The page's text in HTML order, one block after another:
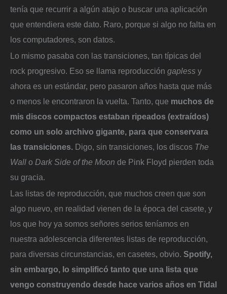
tenía que recurrir a algún atajo o buscar una aplicación
que entendiera este dato. Raro, porque si algo no falta en
los computadores, son datos.
Lo mismo pasaba con las transiciones, tan típicas del
rock progresivo. Eso se llama reproducción gapless y
ahora es un estándar, pero pasaron años hasta que más
o menos le encontraron la vuelta. Tanto, que muchos de
mis discos compactos estaban ripeados (extraídos)
como un solo archivo gigante, para que conservara
las transiciones. Digo, sin transiciones, los discos The
Wall o Dark Side of the Moon de Pink Floyd pierden toda
su gracia.
Las listas de reproducción, que muchos creen que son
algo nuevo, en realidad vienen de la época del casete, y
los que hoy ya somos señores serios teníamos en
nuestra adolescencia diferentes listas de reproducción,
para diversas circunstancias, en casetes, obvio. Spotify,
sin embargo, lo simplificó tanto que una lista que
vengo construyendo desde hace varios años en Tidal